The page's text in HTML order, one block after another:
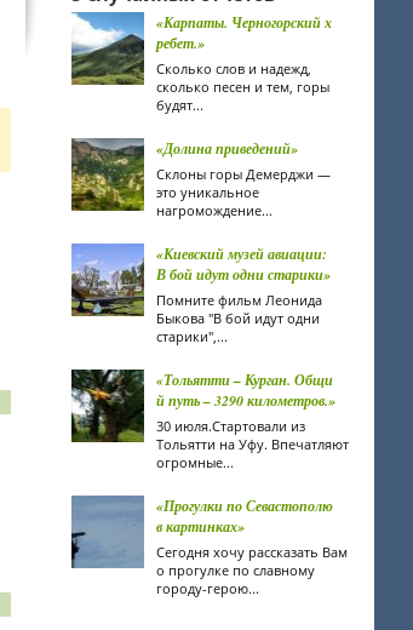
«Карпаты. Черногорский х
ребет.»
Сколько слов и надежд,
сколько песен и тем, горы
будят...
«Долина приведений»
Склоны горы Демерджи —
это уникальное
нагромождение...
«Киевский музей авиации:
В бой идут одни старики»
Помните фильм Леонида
Быкова "В бой идут одни
старики",...
«Тольятти – Курган. Общи
й путь – 3290 километров.»
30 июля.Стартовали из
Тольятти на Уфу. Впечатляют
огромные...
«Прогулки по Севастополю
в картинках»
Сегодня хочу рассказать Вам
о прогулке по славному
городу-герою...